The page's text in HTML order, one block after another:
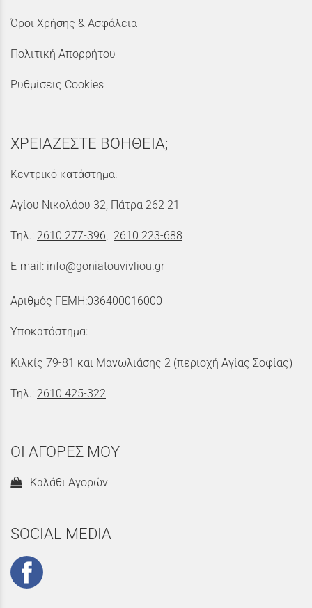
Όροι Χρήσης & Ασφάλεια
Πολιτική Απορρήτου
Ρυθμίσεις Cookies
ΧΡΕΙΑΖΕΣΤΕ ΒΟΗΘΕΙΑ;
Κεντρικό κατάστημα:
Αγίου Νικολάου 32, Πάτρα 262 21
Τηλ.: 2610 277-396, 2610 223-688
E-mail: info@goniatouvivliou.gr
Αριθμός ΓΕΜΗ:036400016000
Υποκατάστημα:
Κιλκίς 79-81 και Μανωλιάσης 2 (περιοχή Αγίας Σοφίας)
Τηλ.: 2610 425-322
ΟΙ ΑΓΟΡΕΣ ΜΟΥ
Καλάθι Αγορών
SOCIAL MEDIA